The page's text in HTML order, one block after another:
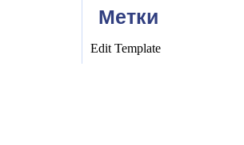
Метки
Edit Template